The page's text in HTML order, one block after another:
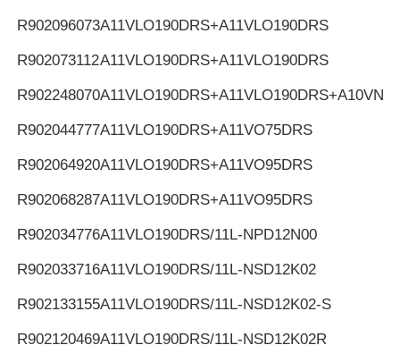
R902096073A11VLO190DRS+A11VLO190DRS
R902073112A11VLO190DRS+A11VLO190DRS
R902248070
R902044777A11VLO190DRS+A11VO75DRS
R902064920A11VLO190DRS+A11VO95DRS
R902068287A11VLO190DRS+A11VO95DRS
R902034776A11VLO190DRS/11L-NPD12N00
R902033716A11VLO190DRS/11L-NSD12K02
R902133155A11VLO190DRS/11L-NSD12K02-S
R902120469A11VLO190DRS/11L-NSD12K02R